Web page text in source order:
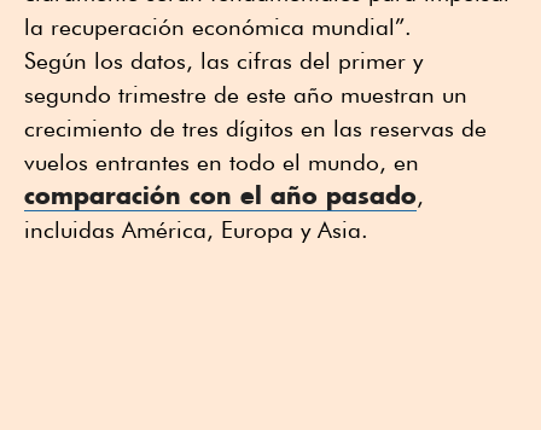
la recuperación económica mundial”.
Según los datos, las cifras del primer y
segundo trimestre de este año muestran un
crecimiento de tres dígitos en las reservas de
vuelos entrantes en todo el mundo, en
comparación con el año pasado,
incluidas América, Europa y Asia.